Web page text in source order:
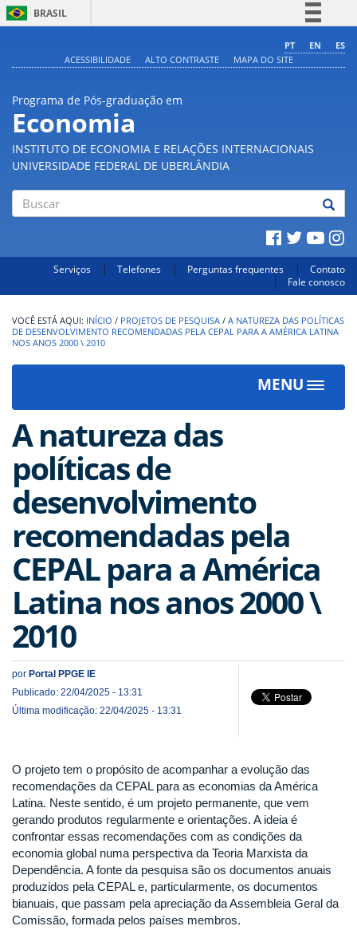
BRASIL
Comunica BR
PT EN
ES
ACESSIBILIDADE
ALTO CONTRASTE MAPA DO SITE
Programa de Pós-graduação em
Economia
INSTITUTO DE ECONOMIA E RELAÇÕES INTERNACIONAIS
UNIVERSIDADE FEDERAL DE UBERLÂNDIA
Serviços Telefones Perguntas frequentes
Contato
Fale conosco
INÍCIO / PROJETOS DE PESQUISA / A NATUREZA DAS POLÍTICAS
DE DESENVOLVIMENTO RECOMENDADAS PELA CEPAL PARA A AMÉRICA LATINA
NOS ANOS 2000 \ 2010
MENU
Toggle
A natureza das
políticas de
desenvolvimento
recomendadas pela
CEPAL para a América
Latina nos anos 2000 \
2010
por Portal PPGE IE
Publicado: 22/04/2025 - 13:31
Última modificação: 22/04/2025 - 13:31
O projeto tem o propósito de acompanhar a evolução das
recomendações da CEPAL para as economias da América
Latina. Neste sentido, é um projeto permanente, que vem
gerando produtos regularmente e orientações. A ideia é
confrontar essas recomendações com as condições da
economia global numa perspectiva da Teoria Marxista da
Dependência. A fonte da pesquisa são os documentos anuais
produzidos pela CEPAL e, particularmente, os documentos
bianuais, que passam pela apreciação da Assembleia Geral da
Comissão, formada pelos países membros.